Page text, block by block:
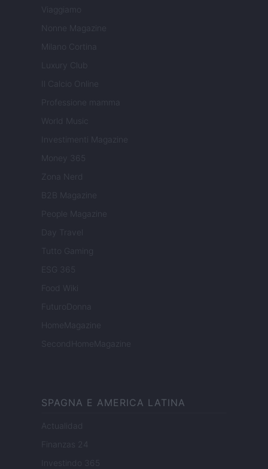
Viaggiamo
Nonne Magazine
Milano Cortina
Luxury Club
Il Calcio Online
Professione mamma
World Music
Investimenti Magazine
Money 365
Zona Nerd
B2B Magazine
People Magazine
Day Travel
Tutto Gaming
ESG 365
Food Wiki
FuturoDonna
HomeMagazine
SecondHomeMagazine
SPAGNA E AMERICA LATINA
Actualidad
Finanzas 24
Investindo 365